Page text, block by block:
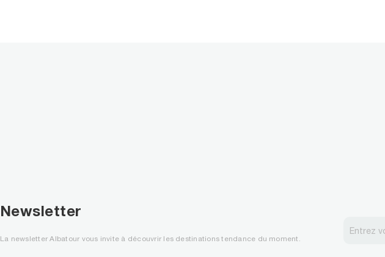
Newsletter
La newsletter Albatour vous invite à découvrir les destinations tendance du moment.